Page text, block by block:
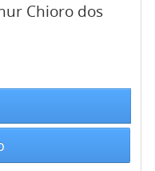
Chioro dos